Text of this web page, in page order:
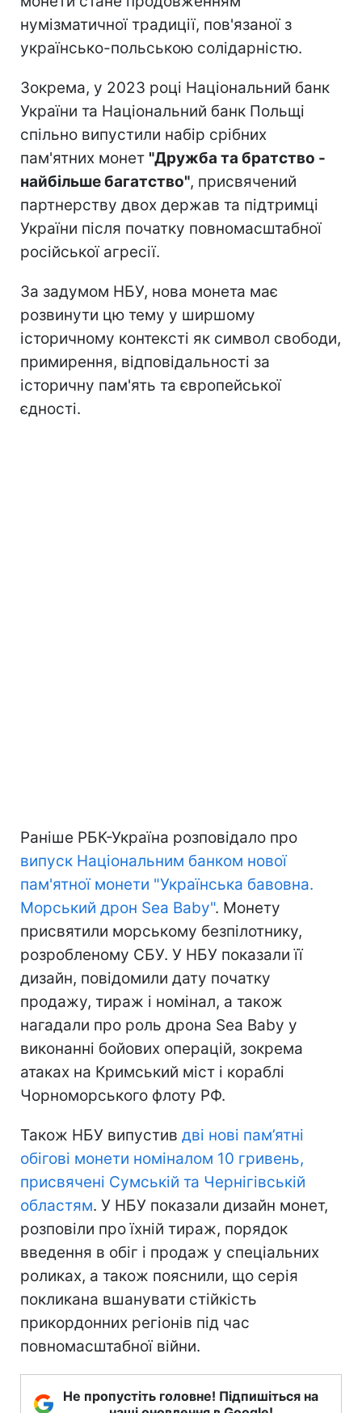
нумізматичної традиції, пов'язаної з
українсько-польською солідарністю.
Зокрема, у 2023 році Національний банк
України та Національний банк Польщі
спільно випустили набір срібних
пам'ятних монет "Дружба та братство -
найбільше багатство", присвячений
партнерству двох держав та підтримці
України після початку повномасштабної
російської агресії.
За задумом НБУ, нова монета має
розвинути цю тему у ширшому
історичному контексті як символ свободи,
примирення, відповідальності за
історичну пам'ять та європейської
єдності.
Раніше РБК-Україна розповідало про
випуск Національним банком нової
пам'ятної монети "Українська бавовна.
Морський дрон Sea Baby". Монету
присвятили морському безпілотнику,
розробленому СБУ. У НБУ показали її
дизайн, повідомили дату початку
продажу, тираж і номінал, а також
нагадали про роль дрона Sea Baby у
виконанні бойових операцій, зокрема
атаках на Кримський міст і кораблі
Чорноморського флоту РФ.
Також НБУ випустив дві нові пам’ятні
обігові монети номіналом 10 гривень,
присвячені Сумській та Чернігівській
областям. У НБУ показали дизайн монет,
розповіли про їхній тираж, порядок
введення в обіг і продаж у спеціальних
роликах, а також пояснили, що серія
покликана вшанувати стійкість
прикордонних регіонів під час
повномасштабної війни.
Не пропустіть головне! Підпишіться на